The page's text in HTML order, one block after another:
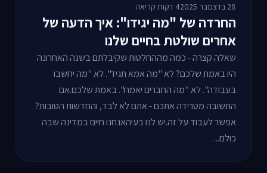
28 בדצמבר 2025 4 דקות קריאה
החרדה של "מה יגידו": איך הדעה של
אחרים שולטת בחיים שלנו
שאלה קצרה - כמה מההחלטות שקיבלתם בשנה האחרונה
היו באמת שלכם? לא "מה אמא תגיד". לא "מה יחשבו
בעבודה". לא "מה החברים יאמרו". באמת שלכם.אם
התשובה מטרידה אתכם - אתם לא לבד, והחדשות הטובות?
אפשר לעבוד על זה.יש לנו בעיהאנחנו חיים במדינה שבה
כולם...